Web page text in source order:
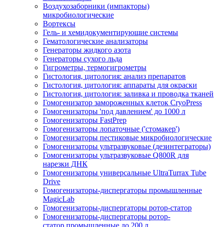
Воздухозаборники (импакторы)
микробиологические
Вортексы
Гель- и хемидокументирующие системы
Гематологические анализаторы
Генераторы жидкого азота
Генераторы сухого льда
Гигрометры, термогигрометры
Гистология, цитология: анализ препаратов
Гистология, цитология: аппараты для окраски
Гистология, цитология: заливка и проводка тканей
Гомогенизатор замороженных клеток CryoPress
Гомогенизаторы 'под давлением' до 1000 л
Гомогенизаторы FastPrep
Гомогенизаторы лопаточные ('стомакер')
Гомогенизаторы пестиковые микробиологические
Гомогенизаторы ультразвуковые (дезинтеграторы)
Гомогенизаторы ультразвуковые Q800R для
нарезки ДНК
Гомогенизаторы универсальные UltraTurrax Tube
Drive
Гомогенизаторы-диспергаторы промышленные
MagicLab
Гомогенизаторы-диспергаторы ротор-статор
Гомогенизаторы-диспергаторы ротор-
статор промышленные до 200 л